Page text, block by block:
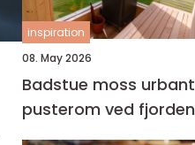
inspiration
08. May 2026
Badstue moss urbant
pusterom ved fjorden